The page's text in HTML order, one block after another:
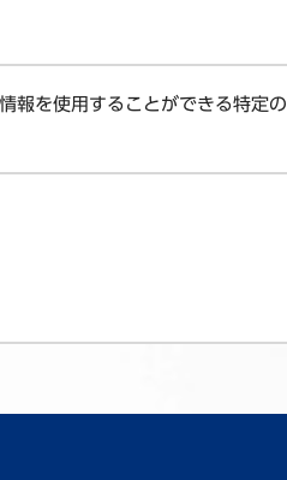
報を使用することができる特定の